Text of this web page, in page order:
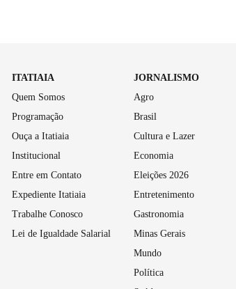
ITATIAIA
Quem Somos
Programação
Ouça a Itatiaia
Institucional
Entre em Contato
Expediente Itatiaia
Trabalhe Conosco
Lei de Igualdade Salarial
JORNALISMO
Agro
Brasil
Cultura e Lazer
Economia
Eleições 2026
Entretenimento
Gastronomia
Minas Gerais
Mundo
Política